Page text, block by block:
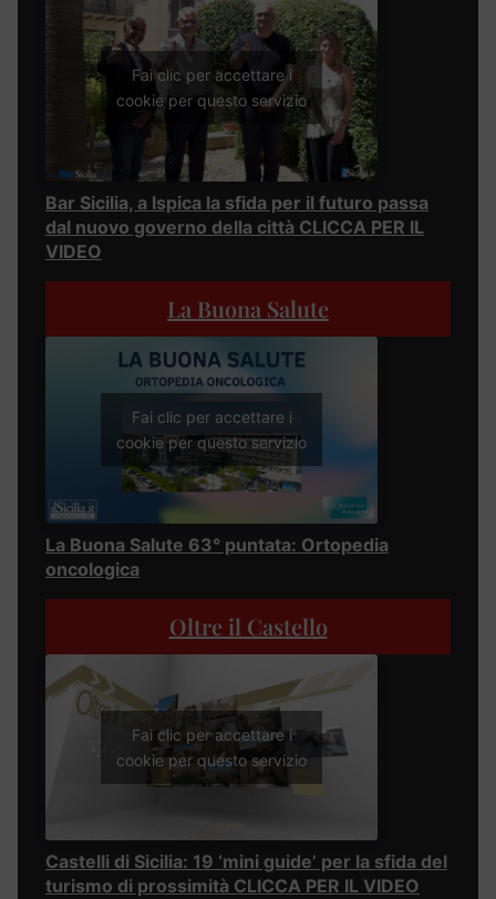
Fai clic per accettare i
cookie per questo servizio
Bar Sicilia, a Ispica la sfida per il futuro passa
dal nuovo governo della città CLICCA PER IL
VIDEO
La Buona Salute
Fai clic per accettare i
cookie per questo servizio
La Buona Salute 63° puntata: Ortopedia
oncologica
Oltre il Castello
Fai clic per accettare i
cookie per questo servizio
Castelli di Sicilia: 19 ‘mini guide’ per la sfida del
turismo di prossimità CLICCA PER IL VIDEO